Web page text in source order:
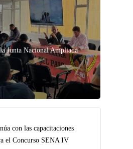
Junta Nacional Ampliada
con las capacitaciones
el Concurso SENA IV